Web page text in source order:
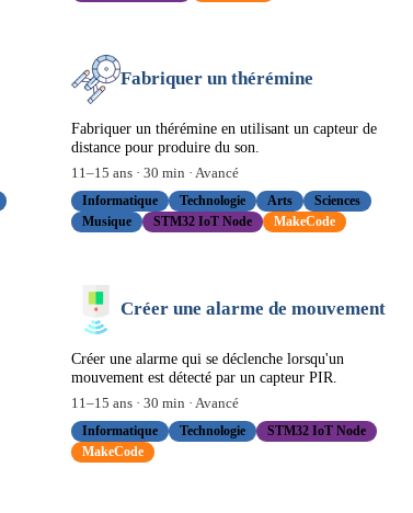
Fabriquer un thérémine
Fabriquer un thérémine en utilisant un capteur de
distance pour produire du son.
11–15 ans · 30 min · Avancé
Informatique
Technologie Arts
Sciences
Musique
STM32 IoT Node MakeCode
Créer une alarme de mouvement
Créer une alarme qui se déclenche lorsqu'un
mouvement est détecté par un capteur PIR.
11–15 ans · 30 min · Avancé
Informatique
Technologie
STM32 IoT Node
MakeCode